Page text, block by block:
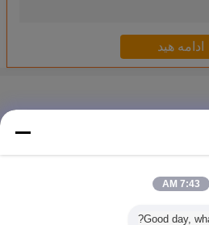
/ کوکتل شاکر یخ صافی سیم متصدی
پذیر برق لوله و اتصالات / تنظیم پیچ
7:43 AM
Good day,